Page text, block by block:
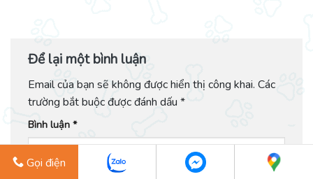
Để lại một bình luận
Email của bạn sẽ không được hiển thị công khai. Các
trường bắt buộc được đánh dấu *
Bình luận *
Gọi điện